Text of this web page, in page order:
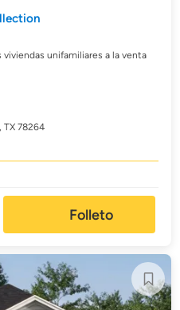
unifamiliares a la venta
TX 78264
Folleto